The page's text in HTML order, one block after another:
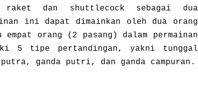
raket dan shuttlecock sebagai dua
ini dapat dimainkan oleh dua orang
orang (2 pasang) dalam permainan
5 tipe pertandingan, yakni tunggal
ganda putri, dan ganda campuran.